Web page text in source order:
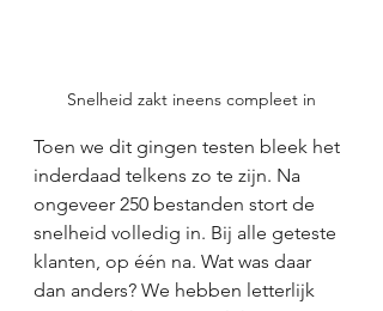
Snelheid zakt ineens compleet in
Toen we dit gingen testen bleek het
inderdaad telkens zo te zijn. Na
ongeveer 250 bestanden stort de
snelheid volledig in. Bij alle geteste
klanten, op één na. Wat was daar
dan anders? We hebben letterlijk